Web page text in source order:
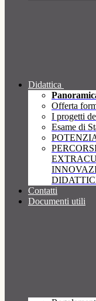
Didattica
Offerta
I progetti
Esame di
Contatti
Documenti utili